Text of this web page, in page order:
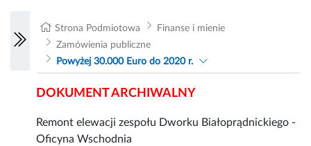
Strona Podmiotowa
Finanse i mienie
Zamówienia publiczne
Powyżej 30.000 Euro do 2020 r.
DOKUMENT ARCHIWALNY
Remont elewacji zespołu Dworku Białoprądnickiego -
Oficyna Wschodnia